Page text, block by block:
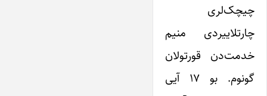
چیچک‌لری
چارتلاییردی منیم
خدمت‌دن قورتولان
گونوم. بو ۱۷ آیی